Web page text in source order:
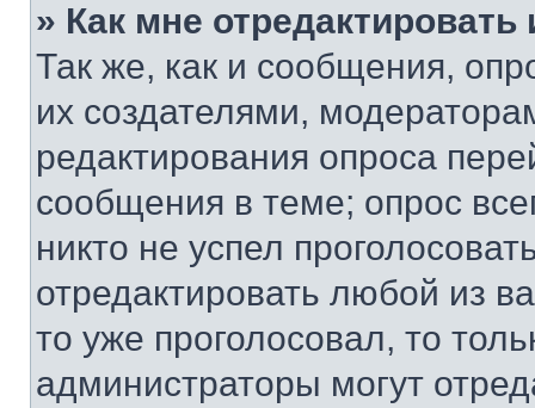
» Как мне
Так же, как и сообщения,
их создателями,
редактирования опроса
сообщения в теме; опрос
никто не успел
отредактировать любой из
то уже проголосовал, то
администраторы могут